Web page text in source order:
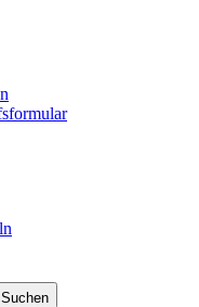
Suchen